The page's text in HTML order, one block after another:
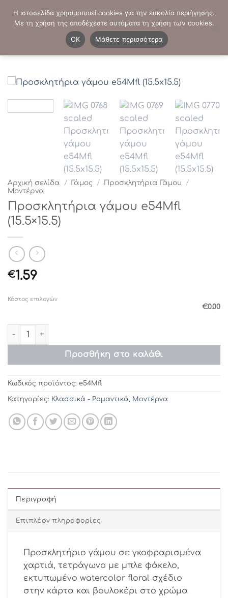
στο
ΤΗΛΕΦΩΝΙΚΕΣ ΠΑΡΑΓΓΕΛΙΕΣ: - 2103821941
Αρχική σελίδα / Γάμος / Προσκλητήρια Γάμου
/
Μοντέρνα
Προσκλητήρια γάμου e54Μfl
(15.5×15.5)
€1.59
Κόστος επιλογών
€0.00
Προσκλητήρια γάμου e54Μfl (15.5x15.5) ποσότητα
Προσθήκη στο καλάθι
Κωδικός προϊόντος: e54Μfl
Κατηγορίες: Κλασσικά - Ρομαντικά, Μοντέρνα
Περιγραφή
Επιπλέον πληροφορίες
Προσκλητήριο γάμου σε γκοφραρισμένα
χαρτιά, τετράγωνο με μπλε φάκελο,
εκτυπωμένο watercolor floral σχέδιο
στην κάρτα και βουλοκέρι στο χρώμα
Η ιστοσελίδα χρησιμοποιεί cookies για την ευκολία περιήγησης.
Με τη χρήση της αποδέχεστε αυτόματα τη χρήση των cookies.
OK
Μάθετε περισσότερα